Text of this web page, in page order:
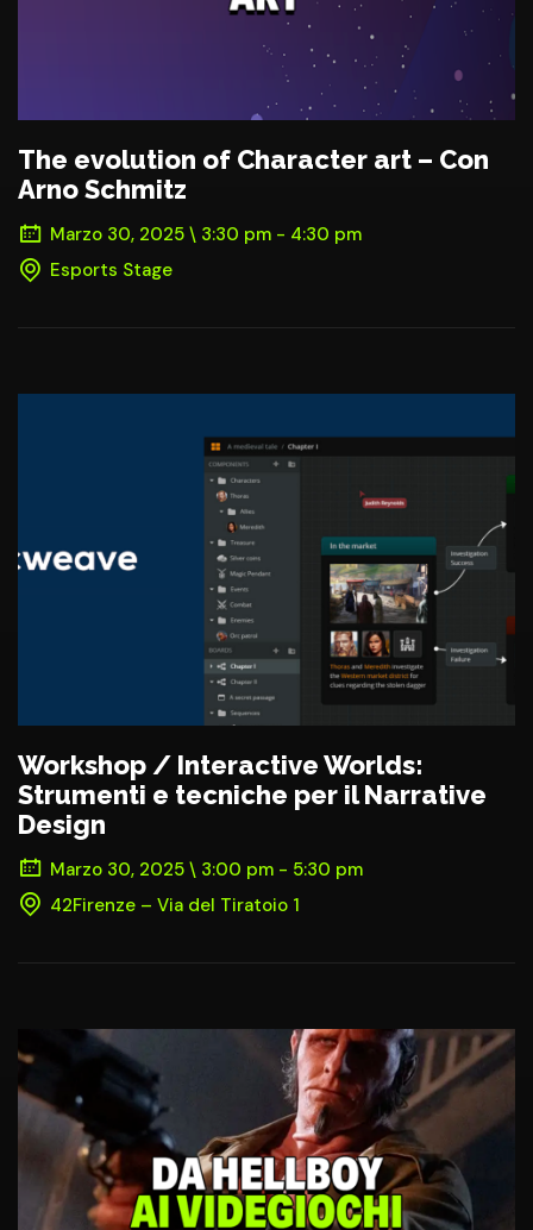
The evolution of Character art – Con
Arno Schmitz
Marzo 30, 2025 \ 3:30 pm - 4:30 pm
Esports Stage
Workshop / Interactive Worlds:
Strumenti e tecniche per il Narrative
Design
Marzo 30, 2025 \ 3:00 pm - 5:30 pm
42Firenze – Via del Tiratoio 1